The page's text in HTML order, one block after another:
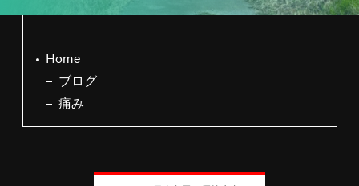
Home
ブログ
痛み